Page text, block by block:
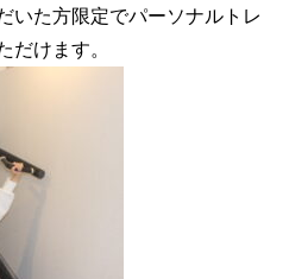
いた方限定でパーソナルトレ
だけます。